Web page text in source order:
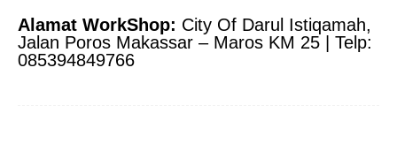
Alamat WorkShop: City Of Darul Istiqamah,
Jalan Poros Makassar – Maros KM 25 | Telp:
085394849766